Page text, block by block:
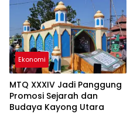
Ekonomi
MTQ XXXIV Jadi Panggung
Promosi Sejarah dan
Budaya Kayong Utara